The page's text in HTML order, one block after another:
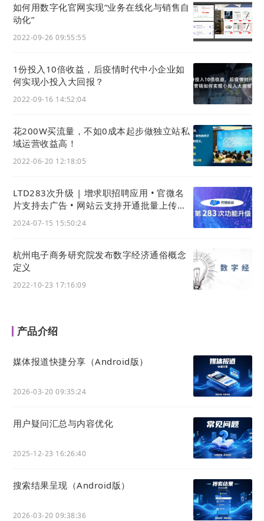
如何用数字化官网实现“业务在线化与销售⾃
动化”
2022-09-26 09:55:55
1份投入10倍收益，后疫情时代中小企业如
何实现小投入大回报？
2022-09-16 14:52:04
花200W买流量，不如0成本起步做独立站私
域运营收益高！
2022-06-20 12:18:05
LTD283次升级 | 增求职招聘应用 • 官微名
片支持去广告 • 网站云支持开通批量上传与
2024-07-15 15:50:24
杭州电子商务研究院发布数字经济通俗概念
定义
2022-10-23 17:16:09
产品介绍
媒体报道快捷分享（Android版）
2026-03-20 09:35:24
用户疑问汇总与内容优化
2025-12-23 16:26:40
搜索结果呈现（Android版）
2026-03-20 09:38:36